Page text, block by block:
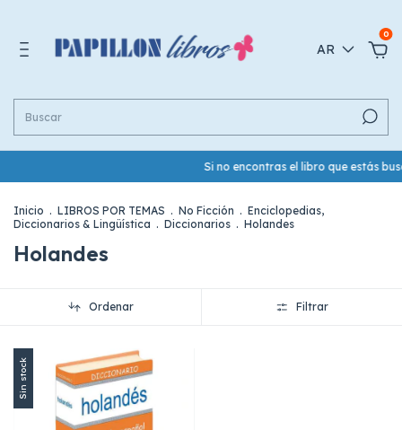
AR
0
Si no encontras el libro que estás
Inicio . LIBROS POR TEMAS . No Ficción . Enciclopedias,
Diccionarios & Lingüística . Diccionarios . Holandes
Holandes
Ordenar Filtrar
Sin stock